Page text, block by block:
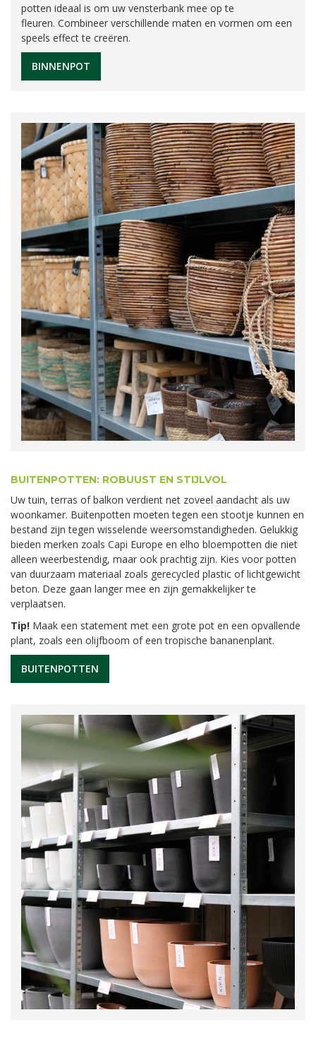
potten ideaal is om uw vensterbank mee op te
fleuren. Combineer verschillende maten en vormen om een
speels effect te creëren.
BINNENPOT
BUITENPOTTEN: ROBUUST EN STIJLVOL
Uw tuin, terras of balkon verdient net zoveel aandacht als uw
woonkamer. Buitenpotten moeten tegen een stootje kunnen en
bestand zijn tegen wisselende weersomstandigheden. Gelukkig
bieden merken zoals Capi Europe en elho bloempotten die niet
alleen weerbestendig, maar ook prachtig zijn. Kies voor potten
van duurzaam materiaal zoals gerecycled plastic of lichtgewicht
beton. Deze gaan langer mee en zijn gemakkelijker te
verplaatsen.
Tip! Maak een statement met een grote pot en een opvallende
plant, zoals een olijfboom of een tropische bananenplant.
BUITENPOTTEN